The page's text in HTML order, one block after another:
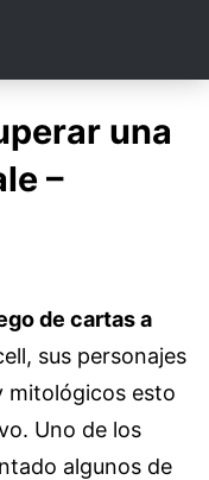
una
–
de cartas a
sus personajes
mitológicos esto
Uno de los
algunos de